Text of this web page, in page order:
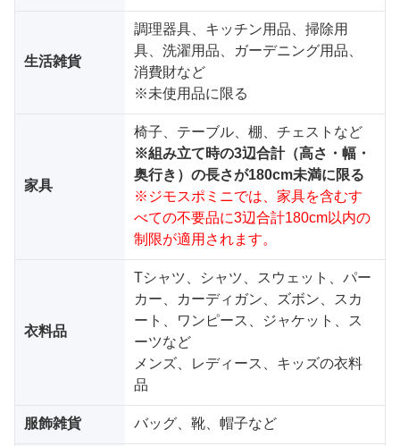
生活雑貨
調理器具、キッチン用品、掃除用
具、洗濯用品、ガーデニング用品、
消費財など
※未使用品に限る
家具
椅子、テーブル、棚、チェストなど
※組み立て時の3辺合計（高さ・幅・
奥行き）の長さが180cm未満に限る
※ジモスポミニでは、家具を含むす
べての不要品に3辺合計180cm以内の
制限が適用されます。
衣料品
Tシャツ、シャツ、スウェット、パー
カー、カーディガン、ズボン、スカ
ート、ワンピース、ジャケット、ス
ーツなど
メンズ、レディース、キッズの衣料
品
服飾雑貨 バッグ、靴、帽子など